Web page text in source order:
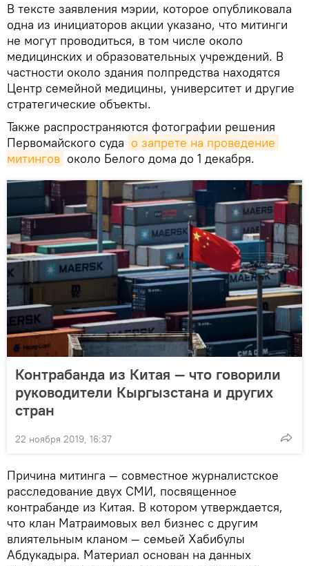
В тексте заявления мэрии, которое опубликовала
одна из инициаторов акции указано, что митинги
не могут проводиться, в том числе около
медицинских и образовательных учреждений. В
частности около здания полпредства находятся
Центр семейной медицины, университет и другие
стратегические объекты.
Также распространяются фотографии решения
Первомайского суда о запрете на проведение
митингов около Белого дома до 1 декабря.
Контрабанда из Китая — что говорили
руководители Кыргызстана и других
стран
22 ноября 2019, 16:37
Причина митинга — совместное журналистское
расследование двух СМИ, посвященное
контрабанде из Китая. В котором утверждается,
что клан Матраимовых вел бизнес с другим
влиятельным кланом — семьей Хабибулы
Абдукадыра. Материал основан на данных